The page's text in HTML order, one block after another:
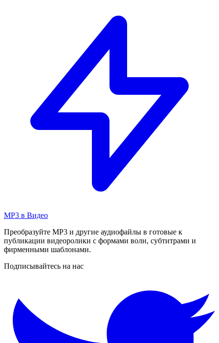
MP3 в Видео
Преобразуйте MP3 и другие аудиофайлы в готовые к
публикации видеоролики с формами волн, субтитрами и
фирменными шаблонами.
Подписывайтесь на нас